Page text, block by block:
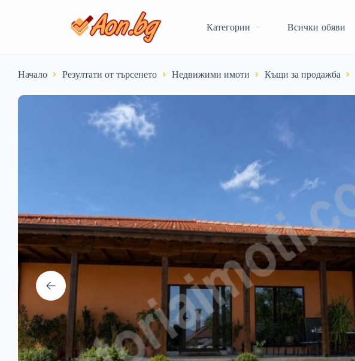
Категории Всички обяви
Начало Резултати от търсенето Недвижими имоти Къщи за продажба